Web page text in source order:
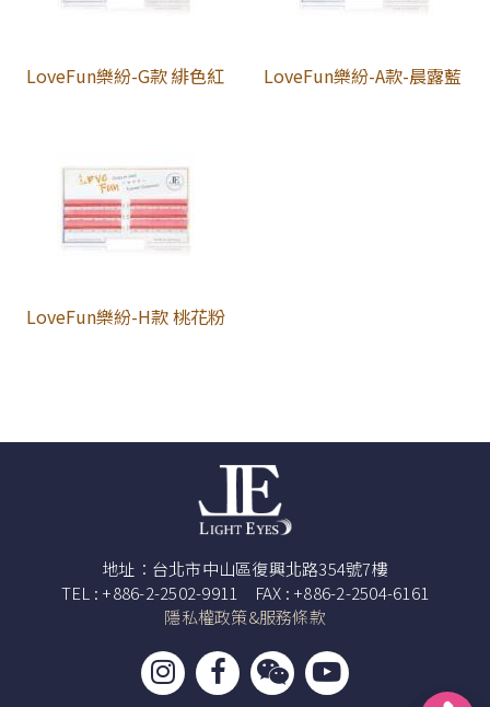
LoveFun樂紛-G款 緋色紅 LoveFun樂紛-A款-晨露藍
LoveFun樂紛-H款 桃花粉
地址：台北市中山區復興北路354號7樓
TEL : +886-2-2502-9911 FAX : +886-2-2504-6161
隱私權政策&服務條款